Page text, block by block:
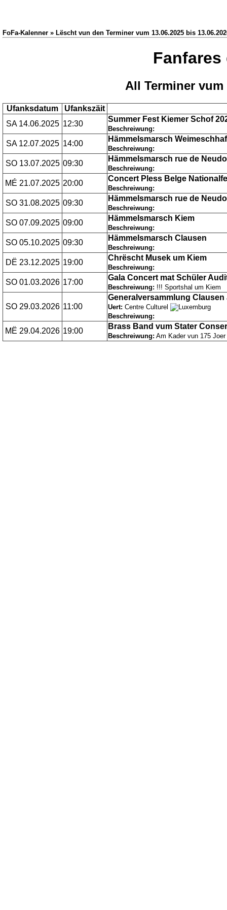
FoFa-Kalenner » Lëscht vun den Terminer vum 13.06.2025 bis
All Terminer vum
Ufanksdatum
Ufankszäit
SA 14.06.2025 12:30
Summer Fest Kiemer Schof
Beschreiwung:
SA 12.07.2025 14:00
Hämmelsmarsch
Beschreiwung:
SO 13.07.2025 09:30
Hämmelsmarsch rue de
Beschreiwung:
MÉ 21.07.2025 20:00
Concert Pless Belge
Beschreiwung:
SO 31.08.2025 09:30
Hämmelsmarsch rue de
Beschreiwung:
SO 07.09.2025 09:00
Hämmelsmarsch Kiem
Beschreiwung:
SO 05.10.2025 09:30
Hämmelsmarsch Clausen
Beschreiwung:
DË 23.12.2025 19:00
Chrëscht Musek um Kiem
Beschreiwung:
SO 01.03.2026 17:00
Gala Concert mat Schüler
Beschreiwung: !!! Sportshal um Kiem
SO 29.03.2026 11:00
Generalversammlung Clausen
Uert: Centre Culturel
Beschreiwung:
MË 29.04.2026 19:00
Brass Band vum Stater
Beschreiwung: Am Kader vun 175